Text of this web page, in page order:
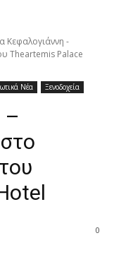
Κεφαλογιάννη -
Theartemis Palace
Νέα Ξενοδοχεία
–
0